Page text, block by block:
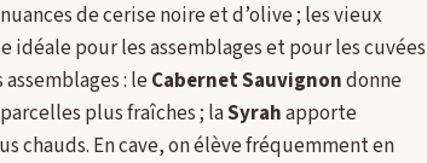
de cerise noire et d’olive ; les vieux
pour les assemblages et pour les cuvées
: leCabernet Sauvignondonne
plus fraîches ; laSyrahapporte
En cave, on élève fréquemment en